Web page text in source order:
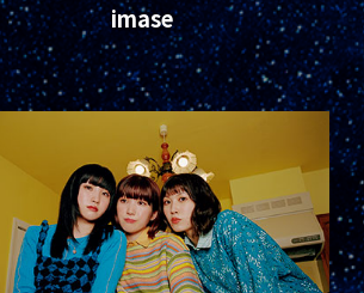
imase